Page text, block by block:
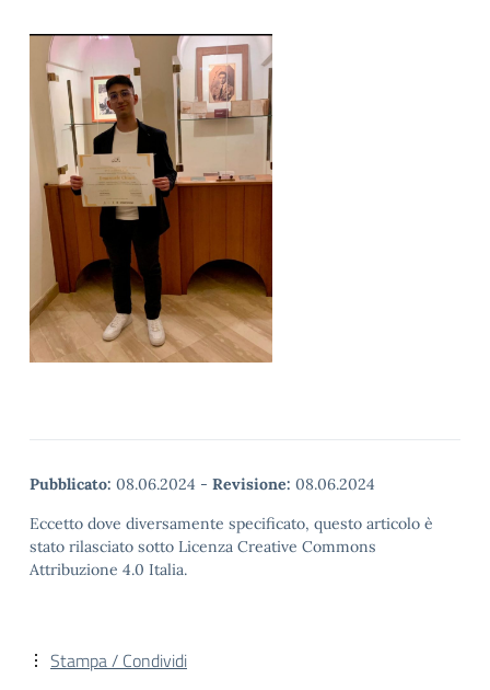
Pubblicato: 08.06.2024 - Revisione: 08.06.2024
Eccetto dove diversamente specificato, questo articolo è
stato rilasciato sotto Licenza Creative Commons
Attribuzione 4.0 Italia.
Stampa / Condividi